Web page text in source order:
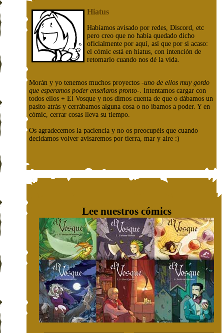
Hiatus
Habíamos avisado por redes, Discord, etc
pero creo que no había quedado dicho
oficialmente por aquí, así que por si acaso:
el cómic está en hiatus, con intención de
retomarlo cuando nos dé la vida.
Morán y yo tenemos muchos proyectos -uno de ellos muy gordo
que esperamos poder enseñaros pronto-. Intentamos cargar con
todos ellos + El Vosque y nos dimos cuenta de que o dábamos un
pasito atrás y cerrábamos alguna cosa o no íbamos a poder. Y en
cómic, cerrar cosas lleva su tiempo.
Os agradecemos la paciencia y no os preocupéis que cuando
decidamos volver avisaremos por tierra, mar y aire :)
Lee nuestros cómics